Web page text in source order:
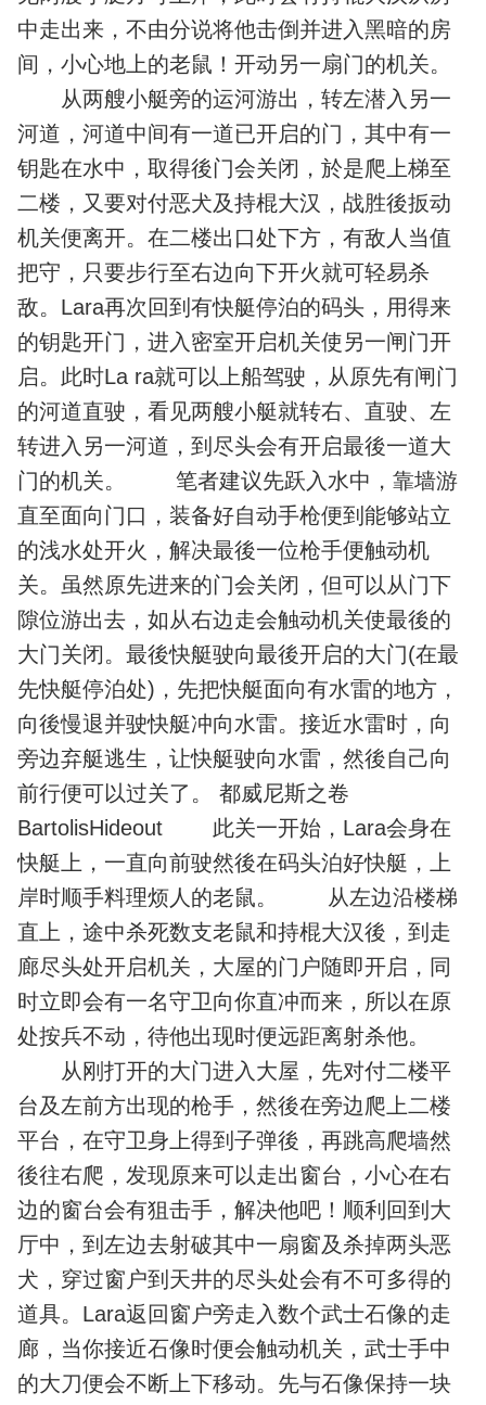
中走出来，不由分说将他击倒并进入黑暗的房
间，小心地上的老鼠！开动另一扇门的机关。
从两艘小艇旁的运河游出，转左潜入另一
河道，河道中间有一道已开启的门，其中有一
钥匙在水中，取得後门会关闭，於是爬上梯至
二楼，又要对付恶犬及持棍大汉，战胜後扳动
机关便离开。在二楼出口处下方，有敌人当值
把守，只要步行至右边向下开火就可轻易杀
敌。Lara再次回到有快艇停泊的码头，用得来
的钥匙开门，进入密室开启机关使另一闸门开
启。此时La ra就可以上船驾驶，从原先有闸门
的河道直驶，看见两艘小艇就转右、直驶、左
转进入另一河道，到尽头会有开启最後一道大
门的机关。 笔者建议先跃入水中，靠墙游
直至面向门口，装备好自动手枪便到能够站立
的浅水处开火，解决最後一位枪手便触动机
关。虽然原先进来的门会关闭，但可以从门下
隙位游出去，如从右边走会触动机关使最後的
大门关闭。最後快艇驶向最後开启的大门(在最
先快艇停泊处)，先把快艇面向有水雷的地方，
向後慢退并驶快艇冲向水雷。接近水雷时，向
旁边弃艇逃生，让快艇驶向水雷，然後自己向
前行便可以过关了。 都威尼斯之卷
BartolisHideout 此关一开始，Lara会身在
快艇上，一直向前驶然後在码头泊好快艇，上
岸时顺手料理烦人的老鼠。 从左边沿楼梯
直上，途中杀死数支老鼠和持棍大汉後，到走
廊尽头处开启机关，大屋的门户随即开启，同
时立即会有一名守卫向你直冲而来，所以在原
处按兵不动，待他出现时便远距离射杀他。
从刚打开的大门进入大屋，先对付二楼平
台及左前方出现的枪手，然後在旁边爬上二楼
平台，在守卫身上得到子弹後，再跳高爬墙然
後往右爬，发现原来可以走出窗台，小心在右
边的窗台会有狙击手，解决他吧！顺利回到大
厅中，到左边去射破其中一扇窗及杀掉两头恶
犬，穿过窗户到天井的尽头处会有不可多得的
道具。Lara返回窗户旁走入数个武士石像的走
廊，当你接近石像时便会触动机关，武士手中
的大刀便会不断上下移动。先与石像保持一块